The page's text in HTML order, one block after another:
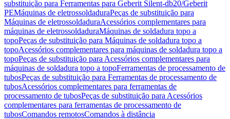
substituição para Ferramentas para Geberit Silent-db20/Geberit
PEMáquinas de eletrossoldaduraPeças de substituição para
Máquinas de eletrossoldaduraAcessórios complementares para
máquinas de eletrossoldaduraMáquinas de soldadura topo a
topoPeças de substituição para Máquinas de soldadura topo a
topoAcessórios complementares para máquinas de soldadura topo a
topoPeças de substituição para Acessórios complementares para
máquinas de soldadura topo a topoFerramentas de processamento de
tubosPeças de substituição para Ferramentas de processamento de
tubosAcessórios complementares para ferramentas de
processamento de tubosPeças de substituição para Acessórios
complementares para ferramentas de processamento de
tubosComandos remotosComandos à distância